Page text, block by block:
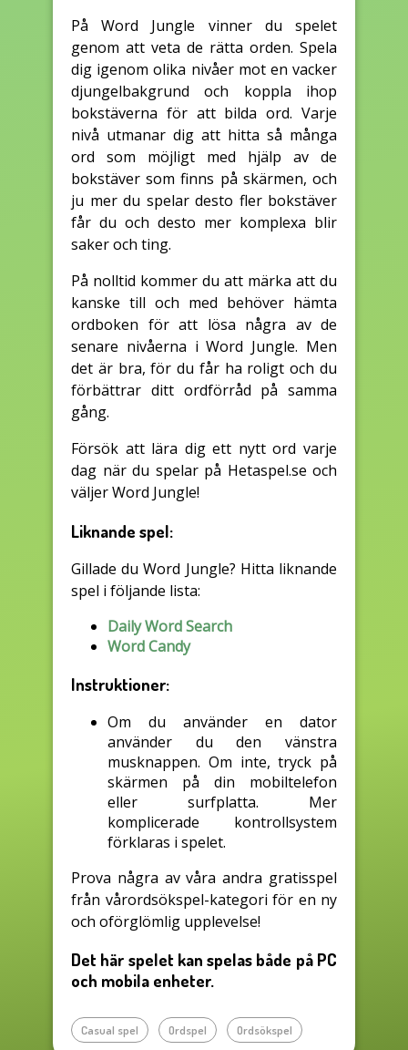
På Word Jungle vinner du spelet
genom att veta de rätta orden. Spela
dig igenom olika nivåer mot en vacker
djungelbakgrund och koppla ihop
bokstäverna för att bilda ord. Varje
nivå utmanar dig att hitta så många
ord som möjligt med hjälp av de
bokstäver som finns på skärmen, och
ju mer du spelar desto fler bokstäver
får du och desto mer komplexa blir
saker och ting.
På nolltid kommer du att märka att du
kanske till och med behöver hämta
ordboken för att lösa några av de
senare nivåerna i Word Jungle. Men
det är bra, för du får ha roligt och du
förbättrar ditt ordförråd på samma
gång.
Försök att lära dig ett nytt ord varje
dag när du spelar på Hetaspel.se och
väljer Word Jungle!
Liknande spel:
Gillade du Word Jungle? Hitta liknande
spel i följande lista:
Daily Word Search
Word Candy
Instruktioner:
Om du använder en dator
använder du den vänstra
musknappen. Om inte, tryck på
skärmen på din mobiltelefon
eller surfplatta. Mer
komplicerade kontrollsystem
förklaras i spelet.
Prova några av våra andra gratisspel
från vårordsökspel-kategori för en ny
och oförglömlig upplevelse!
Det här spelet kan spelas både på PC
och mobila enheter.
Casual spel Ordspel Ordsökspel